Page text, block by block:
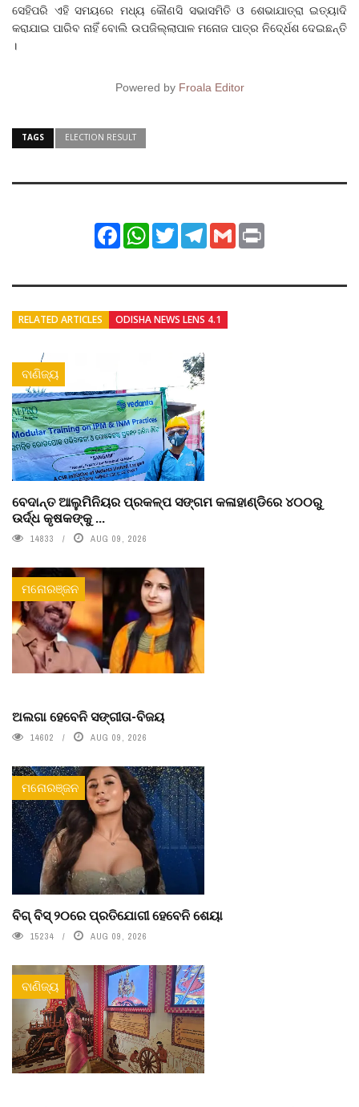
ସେହିପରି ଏହି ସମୟରେ ମଧ୍ୟ କୌଣସି ସଭାସମିତି ଓ ଶେଭାଯାତ୍ରା ଇତ୍ୟାଦି
କରାଯାଇ ପାରିବ ନାହିଁ ବୋଲି ଉପଜିଲ୍ଲାପାଳ ମନୋଜ ପାତ୍ର ନିଦେ୍ର୍ଧଶ ଦେଇଛନ୍ତି
।
Powered by Froala Editor
TAGS ELECTION RESULT
FacebookWhatsApp
TwitterTelegram
Gmail
RELATED ARTICLES ODISHA NEWS LENS 4.1
ବାଣିଜ୍ୟ
ବେଦାନ୍ତ ଆଲୁମିନିୟର ପ୍ରକଳ୍ପ ସଙ୍ଗମ କଳାହାଣ୍ଡିରେ ୪୦୦ରୁ
ଉର୍ଦ୍ଧ କୃଷକଙ୍କୁ ...
14833 AUG 09, 2026
ମନୋରଞ୍ଜନ
ଅଲଗା ହେବେନି ସଙ୍ଗୀତା-ବିଜୟ
14602 AUG 09, 2026
ମନୋରଞ୍ଜନ
ବିଗ୍ ବିସ୍ ୨୦ରେ ପ୍ରତିଯୋଗୀ ହେବେନି ଶେୟା
15234 AUG 09, 2026
ବାଣିଜ୍ୟ